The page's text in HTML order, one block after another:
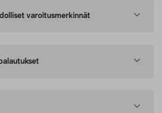
varoitusmerkinnät